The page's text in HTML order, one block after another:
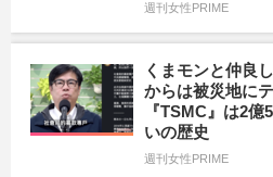
週刊女性PRIME
くまモンと仲良
からは被災地に
『TSMC』は2
いの歴史
週刊女性PRIME